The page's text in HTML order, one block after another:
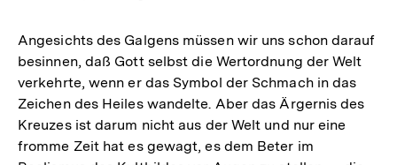
Angesichts des Galgens müssen wir uns schon darauf
besinnen, daß Gott selbst die Wertordnung der Welt
verkehrte, wenn er das Symbol der Schmach in das
Zeichen des Heiles wandelte. Aber das Ärgernis des
Kreuzes ist darum nicht aus der Welt und nur eine
fromme Zeit hat es gewagt, es dem Beter im